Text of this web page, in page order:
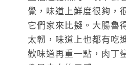
覺，味道上鮮度很夠，
它們家來比擬。大腸魯
太韌，味道上也都有吃
歡味道再重一點，肉丁